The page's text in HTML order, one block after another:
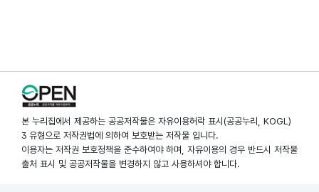
본 누리집에서 제공하는 공공저작물은 자유이용허락 표시(공공누리, KOGL)
3 유형으로 저작권법에 의하여 보호받는 저작물 입니다.
이용자는 저작권 보호정책을 준수하여야 하며, 자유이용의 경우 반드시 저작물
출처 표시 및 공공저작물을 변경하지 않고 사용하셔야 합니다.